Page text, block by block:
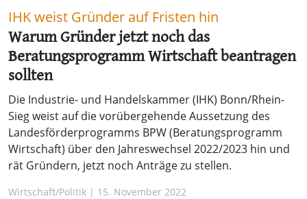
IHK weist Gründer auf Fristen hin
Warum Gründer jetzt noch das
Beratungsprogramm Wirtschaft beantragen
sollten
Die Industrie- und Handelskammer (IHK) Bonn/Rhein-
Sieg weist auf die vorübergehende Aussetzung des
Landesförderprogramms BPW (Beratungsprogramm
Wirtschaft) über den Jahreswechsel 2022/2023 hin und
rät Gründern, jetzt noch Anträge zu stellen.
Wirtschaft/Politik | 15. November 2022